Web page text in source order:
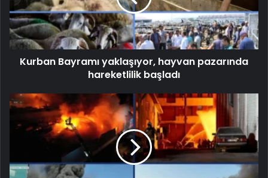
Kurban Bayramı yaklaşıyor, hayvan pazarında
hareketlilik başladı